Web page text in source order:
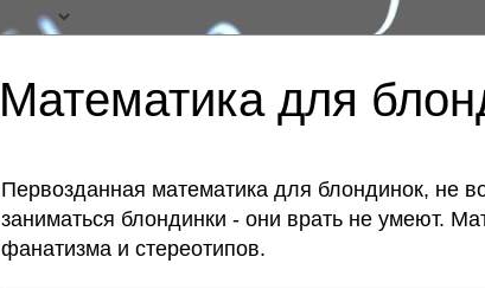
Математика для
Первозданная математика для блондинок, не
заниматься блондинки - они врать не умеют.
фанатизма и стереотипов.